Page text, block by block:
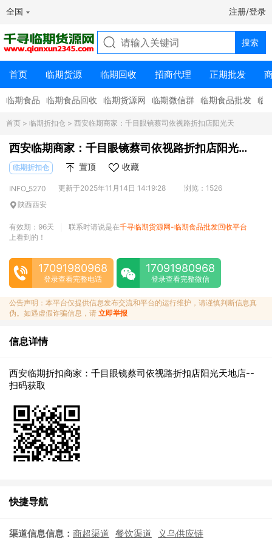
全国 注册/登录
首页 临期货源 临期回收 招商代理 正期批发
临期食品 临期食品回收 临期货源网 临期微信群 临期食品批发 临
首页 > 临期折扣仓 > 西安临期商家：千目眼镜蔡司依视路折扣店阳光天
西安临期商家：千目眼镜蔡司依视路折扣店阳光
天
临期折扣仓 置顶 收藏
INFO_5270 更新于2025年11月14日 14:19:28
浏览：1526
陕西西安
有效期：96天 联系时请说是在千寻临期货源网-临期食品批发回收平台
上看到的！
17091980968
登录查看完整电话
17091980968
登录查看完整微信
公告声明：本平台仅提供信息发布交流和平台的运行维护，请谨慎判断信息真
伪。如遇虚假诈骗信息，请 立即举报
信息详情
西安临期折扣商家：千目眼镜蔡司依视路折扣店阳光天地店--
扫码获取
快捷导航
渠道信息信息： 商超渠道 餐饮渠道 义乌供应链